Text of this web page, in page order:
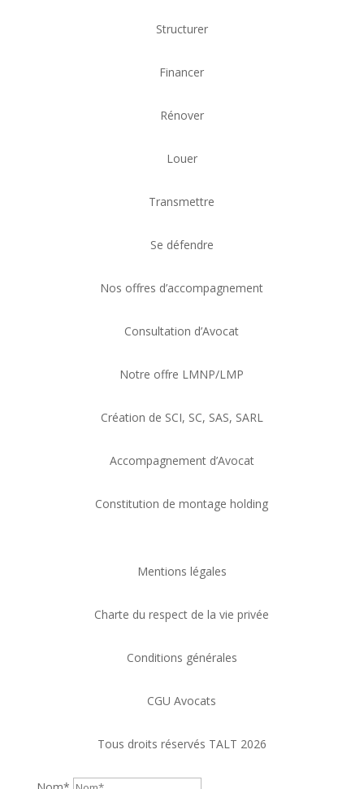
Structurer
Financer
Rénover
Louer
Transmettre
Se défendre
Nos offres d’accompagnement
Consultation d’Avocat
Notre offre LMNP/LMP
Création de SCI, SC, SAS, SARL
Accompagnement d’Avocat
Constitution de montage holding
Mentions légales
Charte du respect de la vie privée
Conditions générales
CGU Avocats
Tous droits réservés TALT 2026